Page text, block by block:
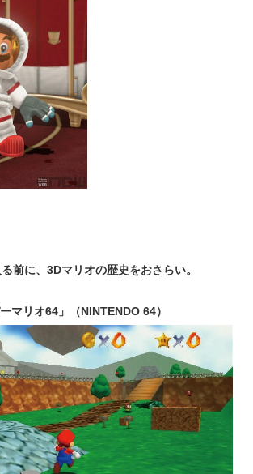
前に、3Dマリオの歴史をおさらい。
マリオ64」（NINTENDO 64）